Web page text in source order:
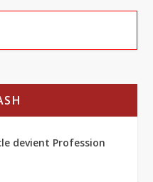
devient Profession